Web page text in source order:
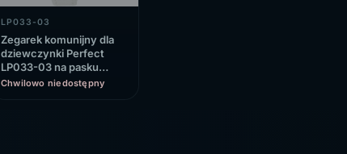
LP033-03
Zegarek komunijny dla
dziewczynki Perfect
LP033-03 na pasku
białym, biała tarcza
Chwilowo niedostępny